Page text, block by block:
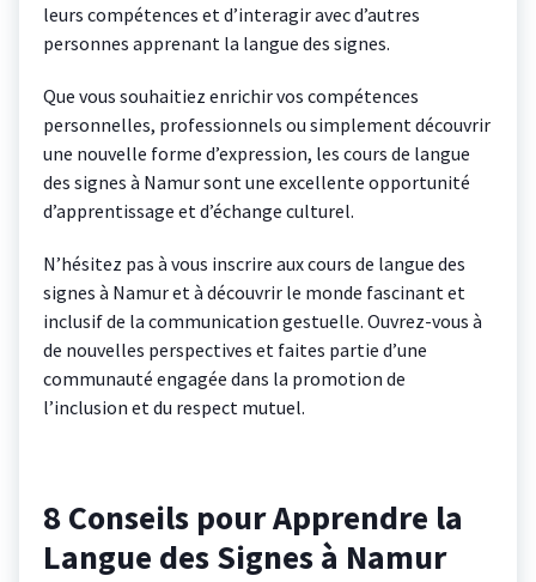
leurs compétences et d’interagir avec d’autres
personnes apprenant la langue des signes.
Que vous souhaitiez enrichir vos compétences
personnelles, professionnels ou simplement découvrir
une nouvelle forme d’expression, les cours de langue
des signes à Namur sont une excellente opportunité
d’apprentissage et d’échange culturel.
N’hésitez pas à vous inscrire aux cours de langue des
signes à Namur et à découvrir le monde fascinant et
inclusif de la communication gestuelle. Ouvrez-vous à
de nouvelles perspectives et faites partie d’une
communauté engagée dans la promotion de
l’inclusion et du respect mutuel.
8 Conseils pour Apprendre la
Langue des Signes à Namur